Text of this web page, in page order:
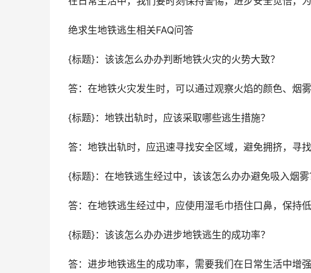
绝求生地铁逃生相关FAQ问答
{标题}：该该怎么办办判断地铁火灾的火势大致？
答：在地铁火灾发生时，可以通过观察火焰的颜色、烟
{标题}：地铁出轨时，应该采取哪些逃生措施？
答：地铁出轨时，应迅速寻找安全区域，避免拥挤，寻
{标题}：在地铁逃生经过中，该该怎么办办避免吸入烟雾
答：在地铁逃生经过中，应使用湿毛巾捂住口鼻，保持
{标题}：该该怎么办办进步地铁逃生的成功率？
答：进步地铁逃生的成功率，需要我们在日常生活中增